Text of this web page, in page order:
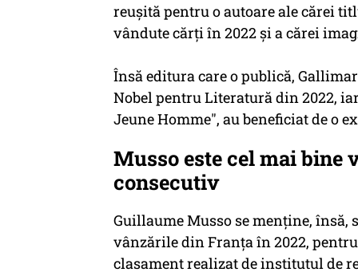
reuşită pentru o autoare ale cărei
vândute cărţi în 2022 şi a cărei
Însă editura care o publică,
Nobel pentru Literatură din 2022,
Jeune Homme", au beneficiat de o
Musso este cel mai bine
consecutiv
Guillaume Musso se menţine,
vânzările din Franţa în 2022,
clasament realizat de institutul de